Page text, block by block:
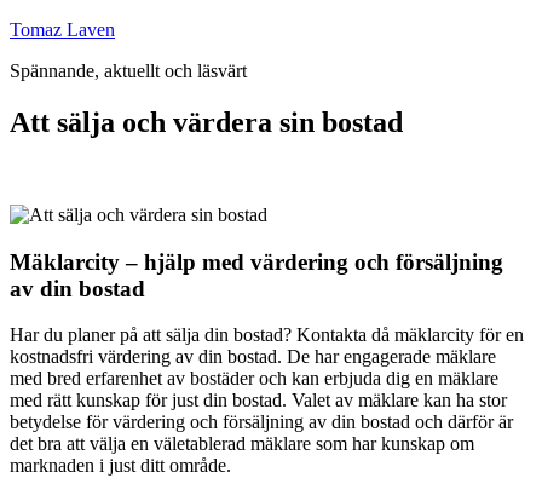
Hoppa
innehåll
Tomaz Laven
Spännande, aktuellt och läsvärt
Att sälja och värdera sin bostad
Mäklarcity – hjälp med värdering och försäljning
av din bostad
Har du planer på att sälja din bostad? Kontakta då mäklarcity för en
kostnadsfri värdering av din bostad. De har engagerade mäklare
med bred erfarenhet av bostäder och kan erbjuda dig en mäklare
med rätt kunskap för just din bostad. Valet av mäklare kan ha stor
betydelse för värdering och försäljning av din bostad och därför är
det bra att välja en väletablerad mäklare som har kunskap om
marknaden i just ditt område.